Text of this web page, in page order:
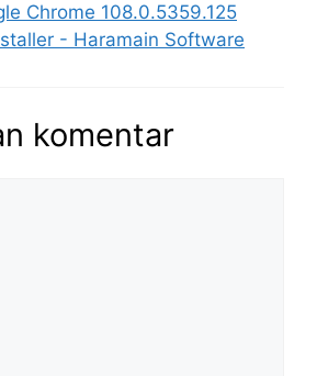
Chrome 108.0.5359.125
- Haramain Software
komentar